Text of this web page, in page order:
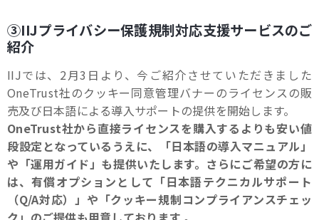
③IIJプライバシー保護規制対応支援サービスのご
紹介
IIJでは、2月3日より、今ご紹介させていただきました
OneTrust社のクッキー同意管理バナーのライセンスの販
売及び日本語による導入サポートの提供を開始します。
OneTrust社から直接ライセンスを購入するよりも安い値
段設定となっているうえに、「日本語の導入マニュアル」
や「運用ガイド」も提供いたします。さらにご希望の方に
は、有償オプションとして「日本語テクニカルサポート
（Q/A対応）」や「クッキー規制コンプライアンスチェッ